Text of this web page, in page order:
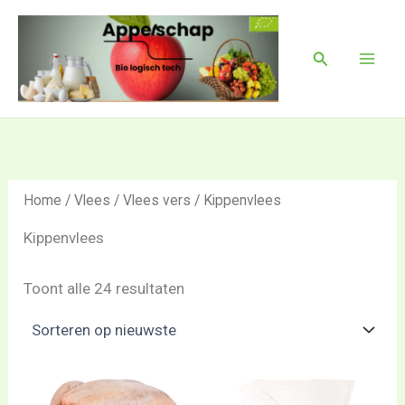
inhoud
Zoeken
Home /Vlees /Vlees vers / Kippenvlees
Kippenvlees
Toont alle 24 resultaten
op
nieuwste